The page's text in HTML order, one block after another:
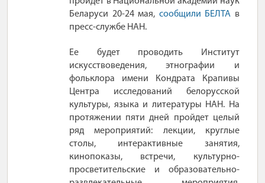
Беларуси 20-24 мая, сообщили БЕЛТА в
пресс-службе НАН.
Ее будет проводить Институт
искусствоведения, этнографии и
фольклора имени Кондрата Крапивы
Центра исследований белорусской
культуры, языка и литературы НАН. На
протяжении пяти дней пройдет целый
ряд мероприятий: лекции, круглые
столы, интерактивные занятия,
кинопоказы, встречи, культурно-
просветительские и образовательно-